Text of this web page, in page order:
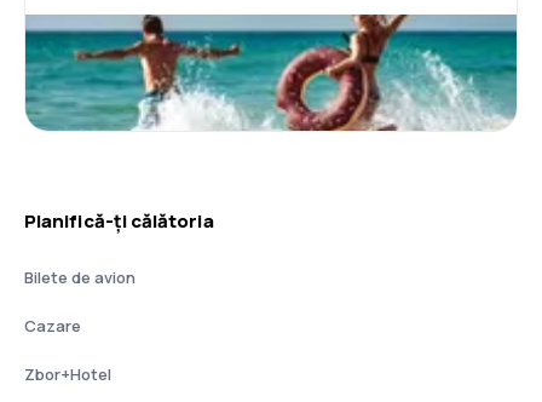
Planifică-ți călătoria
Bilete de avion
Cazare
Zbor+Hotel